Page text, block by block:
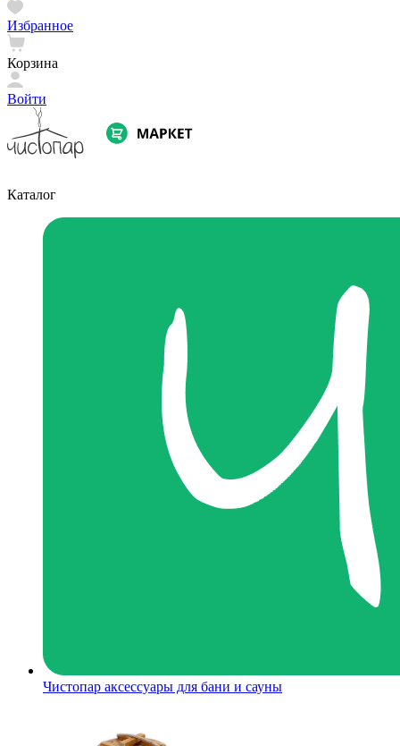
Избранное
Корзина
Войти
Каталог
Чистопар аксессуары для бани и сауны